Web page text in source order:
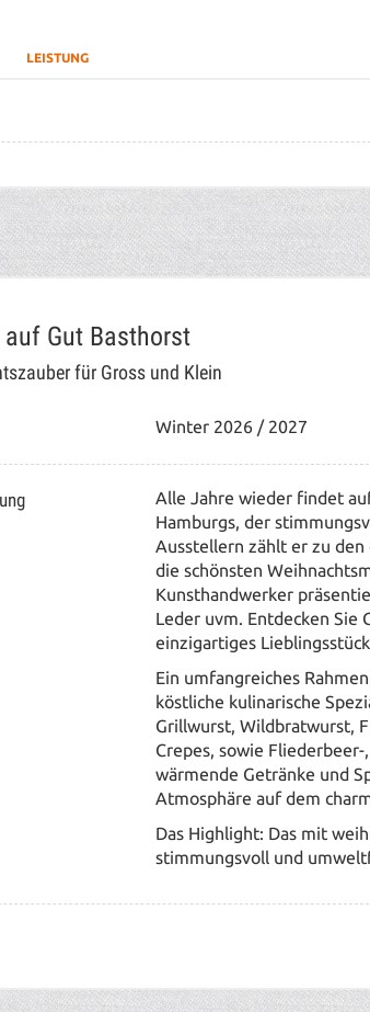
LEISTUNG
Gut Basthorst
für Gross und Klein
Winter 2026 / 2027
Alle Jahre wieder findet
Hamburgs, der
Ausstellern zählt er zu
die schönsten
Kunsthandwerker
Leder uvm. Entdecken Sie
einzigartiges
Ein umfangreiches
köstliche kulinarische
Grillwurst, Wildbratwurst,
Crepes, sowie
wärmende Getränke und
Atmosphäre auf dem
Das Highlight: Das mit
stimmungsvoll und